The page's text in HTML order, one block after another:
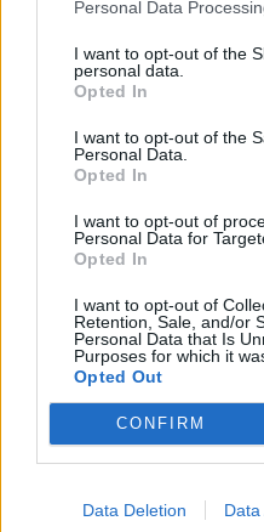
Personal Data
I want to opt-out of the
personal data.
Opted In
I want to opt-out of the
Personal Data.
Opted In
I want to opt-out of
Personal Data for
Opted In
I want to opt-out of
Retention, Sale, and/or
Personal Data that Is
Purposes for which it
Opted Out
CONFIRM
Data Deletion Data
00:00
Leonardo Maria Del